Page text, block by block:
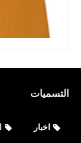
التسميات
اخبار